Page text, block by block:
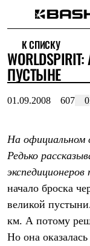
Интернет-магазин
Мужская одежда
Утепленная пухом
Куртки
Жилеты
Куртки
Штормовая одежда
Куртки
Софтшелл одежда
Куртки
Брюки
Флисовая одежда
Куртки
К СПИСКУ
ПУСТЫНЕ
01.09.2008 607 0
На официальном
Редько
начало броска
великой
км. А потому
Но она